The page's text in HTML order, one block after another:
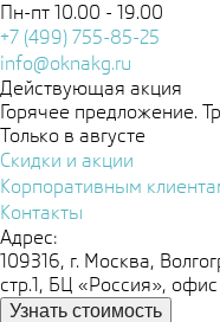
Пн-пт 10.00 - 19.00
+7 (499) 755-85-25
info@oknakg.ru
Действующая акция
Горячее предложение.
Только в августе
Скидки и акции
Корпоративным
Контакты
Адрес:
109316, г. Москва,
стр.1, БЦ «Россия», офис
Узнать стоимость